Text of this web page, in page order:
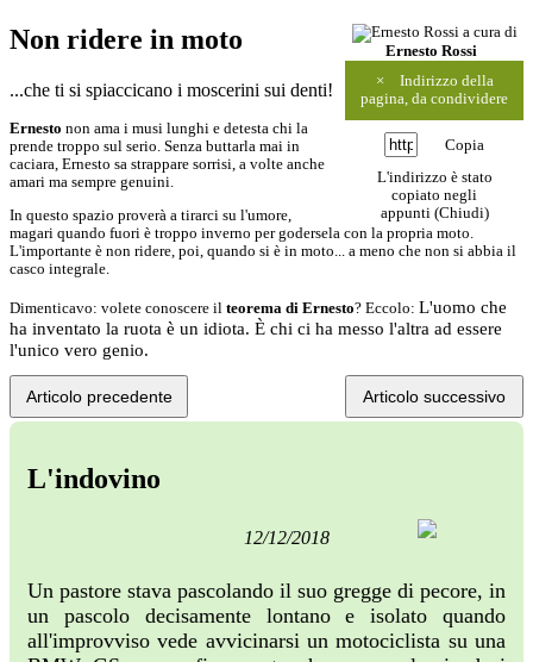
a cura di
Ernesto Rossi
×
Indirizzo della
pagina, da condividere
Copia
L'indirizzo è stato
copiato negli
appunti (Chiudi)
Non ridere in moto
...che ti si spiaccicano i moscerini sui denti!
Ernesto non ama i musi lunghi e detesta chi la
prende troppo sul serio. Senza buttarla mai in
caciara, Ernesto sa strappare sorrisi, a volte anche
amari ma sempre genuini.
In questo spazio proverà a tirarci su l'umore,
magari quando fuori è troppo inverno per godersela con la propria moto.
L'importante è non ridere, poi, quando si è in moto... a meno che non si abbia il
casco integrale.
Dimenticavo: volete conoscere il teorema di Ernesto? Eccolo: L'uomo che
ha inventato la ruota è un idiota. È chi ci ha messo l'altra ad essere
l'unico vero genio.
Articolo precedente Articolo successivo
L'indovino
12/12/2018
Un pastore stava pascolando il suo gregge di pecore, in
un pascolo decisamente lontano e isolato quando
all'improvviso vede avvicinarsi un motociclista su una